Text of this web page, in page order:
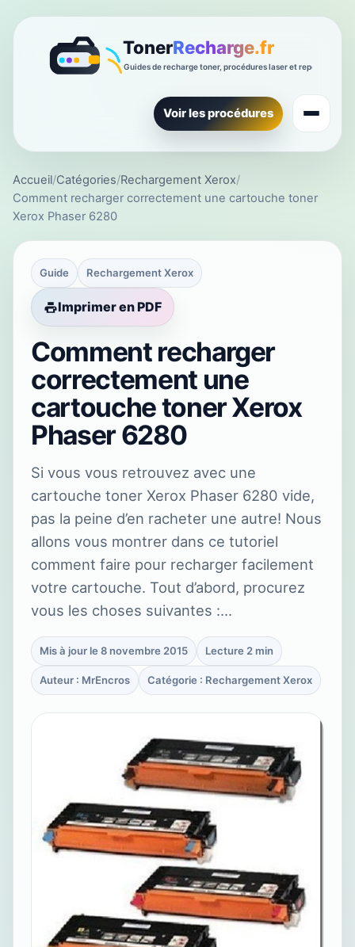
Voir les procédures
Accueil/Catégories/Rechargement Xerox/
Comment recharger correctement une cartouche toner
Xerox Phaser 6280
Guide Rechargement Xerox
Imprimer en PDF
Comment recharger
correctement une
cartouche toner Xerox
Phaser 6280
Si vous vous retrouvez avec une
cartouche toner Xerox Phaser 6280 vide,
pas la peine d’en racheter une autre! Nous
allons vous montrer dans ce tutoriel
comment faire pour recharger facilement
votre cartouche. Tout d’abord, procurez
vous les choses suivantes :…
Mis à jour le 8 novembre 2015 Lecture 2 min
Auteur : MrEncros Catégorie : Rechargement Xerox